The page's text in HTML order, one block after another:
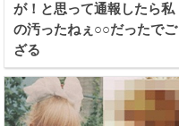
が！と思って通報したら私
の汚ったねぇ○○だったでご
ざる